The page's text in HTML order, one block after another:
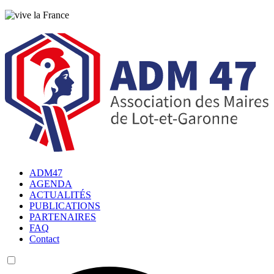
ADM47
AGENDA
ACTUALITÉS
PUBLICATIONS
PARTENAIRES
FAQ
Contact